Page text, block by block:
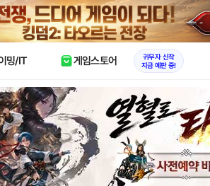
X
밍/IT 게임스토어
귀무자 신작
지금 예판 중!